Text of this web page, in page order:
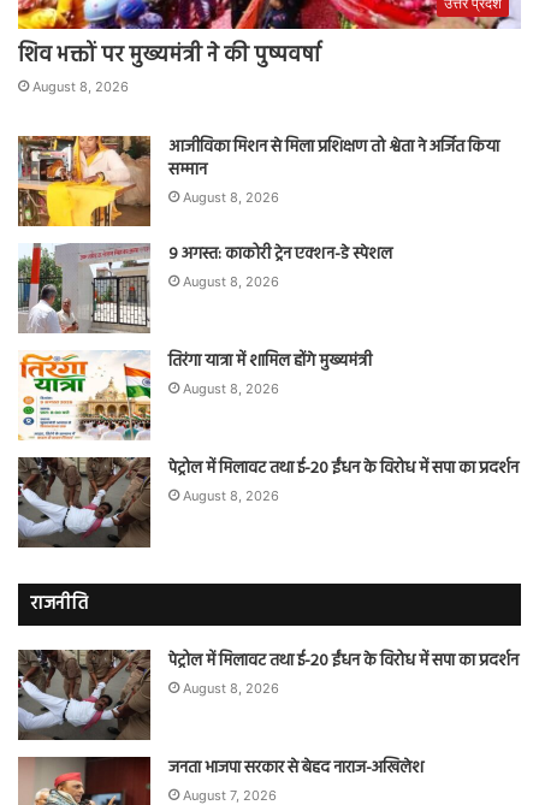
शिव भक्तों पर मुख्यमंत्री ने की पुष्पवर्षा
August 8, 2026
आजीविका मिशन से मिला प्रशिक्षण तो श्वेता ने अर्जित किया
सम्मान
August 8, 2026
9 अगस्त: काकोरी ट्रेन एक्शन-डे स्पेशल
August 8, 2026
तिरंगा यात्रा में शामिल होंगे मुख्यमंत्री
August 8, 2026
पेट्रोल में मिलावट तथा ई-20 ईंधन के विरोध में सपा का प्रदर्शन
August 8, 2026
राजनीति
पेट्रोल में मिलावट तथा ई-20 ईंधन के विरोध में सपा का प्रदर्शन
August 8, 2026
जनता भाजपा सरकार से बेहद नाराज-अखिलेश
August 7, 2026